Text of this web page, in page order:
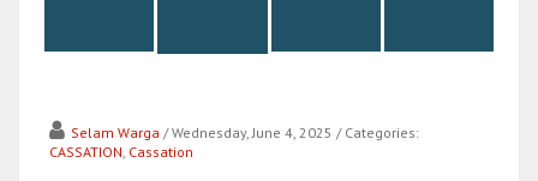
Selam Warga / Wednesday, June 4, 2025 / Categories:
CASSATION, Cassation